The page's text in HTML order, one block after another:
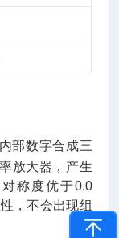
部数字合成三
放大器，产生
称度优于0.0
，不会出现组